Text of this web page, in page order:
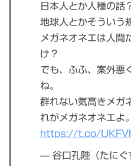
日本人とか人種の話
地球人とかそういう
メガネオネエは人間
け？
でも、ふふ、案外悪
ね。
群れない気高きメガ
れがメガネオネエよ
https://t.co/
— 谷口孔陛（たに